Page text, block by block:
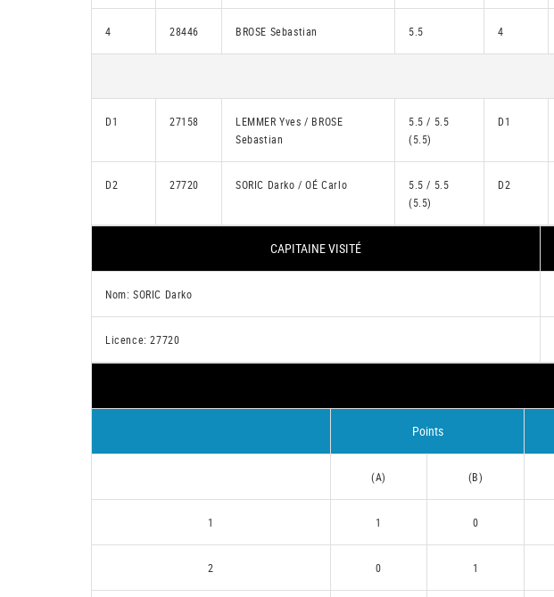
4 28446 BROSE Sebastian 5.5 4
D1 27158
LEMMER Yves / BROSE
Sebastian
5.5 / 5.5
(5.5)
D1
D2 27720 SORIC Darko / OÉ Carlo
5.5 / 5.5
(5.5)
D2
CAPITAINE VISITÉ
Nom: SORIC Darko
Licence: 27720
Points
(A) (B)
1 1 0
2 0 1